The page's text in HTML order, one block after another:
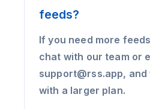
feeds?
If you need more
chat with our team or
support@rss.app, and
with a larger plan.